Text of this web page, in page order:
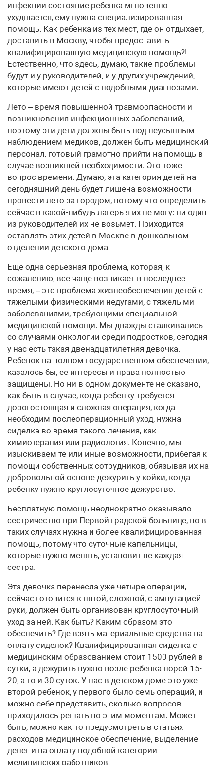
инфекции состояние ребенка мгновенно
ухудшается, ему нужна специализированная
помощь. Как ребенка из тех мест, где он отдыхает,
доставить в Москву, чтобы предоставить
квалифицированную медицинскую помощь?!
Естественно, что здесь, думаю, такие проблемы
будут и у руководителей, и у других учреждений,
которые имеют детей с подобными диагнозами.
Лето – время повышенной травмоопасности и
возникновения инфекционных заболеваний,
поэтому эти дети должны быть под неусыпным
наблюдением медиков, должен быть медицинский
персонал, готовый грамотно прийти на помощь в
случае возникшей необходимости. Это тоже
вопрос времени. Думаю, эта категория детей на
сегодняшний день будет лишена возможности
провести лето за городом, потому что определить
сейчас в какой-нибудь лагерь я их не могу: ни один
из руководителей их не возьмет. Приходится
оставлять этих детей в Москве в дошкольном
отделении детского дома.
Еще одна серьезная проблема, которая, к
сожалению, все чаще возникает в последнее
время, – это проблема жизнеобеспечения детей с
тяжелыми физическими недугами, с тяжелыми
заболеваниями, требующими специальной
медицинской помощи. Мы дважды сталкивались
со случаями онкологии среди подростков, сегодня
у нас есть такая двенадцатилетняя девочка.
Ребенок на полном государственном обеспечении,
казалось бы, ее интересы и права полностью
защищены. Но ни в одном документе не сказано,
как быть в случае, когда ребенку требуется
дорогостоящая и сложная операция, когда
необходим послеоперационный уход, нужна
сиделка во время такого лечения, как
химиотерапия или радиология. Конечно, мы
изыскиваем те или иные возможности, прибегая к
помощи собственных сотрудников, обязывая их на
добровольной основе дежурить у койки, когда
ребенку нужно круглосуточное дежурство.
Бесплатную помощь неоднократно оказывало
сестричество при Первой градской больнице, но в
таких случаях нужна и более квалифицированная
помощь, потому что суточные капельницы,
которые нужно менять, установит не каждая
сестра.
Эта девочка перенесла уже четыре операции,
сейчас готовится к пятой, сложной, с ампутацией
руки, должен быть организован круглосуточный
уход за ней. Как быть? Каким образом это
обеспечить? Где взять материальные средства на
оплату сиделок? Квалифицированная сиделка с
медицинским образованием стоит 1500 рублей в
сутки, а дежурить нужно возле ребенка порой 15-
20, а то и 30 суток. У нас в детском доме это уже
второй ребенок, у первого было семь операций, и
можно себе представить, сколько вопросов
приходилось решать по этим моментам. Может
быть, можно как-то предусмотреть в статьях
расходов медицинское обеспечение, выделение
денег и на оплату подобной категории
медицинских работников.